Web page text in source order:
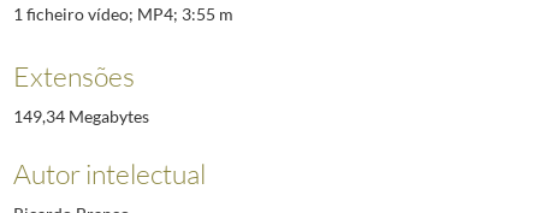
1 ficheiro vídeo; MP4; 3:55 m
Extensões
149,34 Megabytes
Autor intelectual